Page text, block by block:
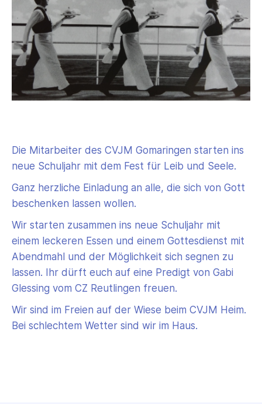
Die Mitarbeiter des CVJM Gomaringen starten ins
neue Schuljahr mit dem Fest für Leib und Seele.
Ganz herzliche Einladung an alle, die sich von Gott
beschenken lassen wollen.
Wir starten zusammen ins neue Schuljahr mit
einem leckeren Essen und einem Gottesdienst mit
Abendmahl und der Möglichkeit sich segnen zu
lassen. Ihr dürft euch auf eine Predigt von Gabi
Glessing vom CZ Reutlingen freuen.
Wir sind im Freien auf der Wiese beim CVJM Heim.
Bei schlechtem Wetter sind wir im Haus.